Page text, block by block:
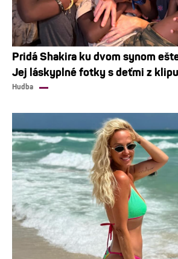
Pridá Shakira ku dvom synom
Jej láskyplné fotky s deťmi z
Hudba